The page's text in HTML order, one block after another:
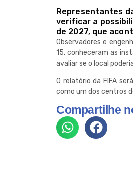
Representantes
verificar a
de 2027, que
Observadores e
15, conheceram as
avaliar se o local
O relatório da FIFA
como um dos centros
Compartilhe